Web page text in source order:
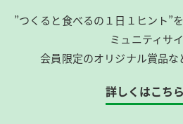
”つくると食べるの１日１ヒント”
ミュニティサイ
会員限定のオリジナル賞品な
詳しくはこちら